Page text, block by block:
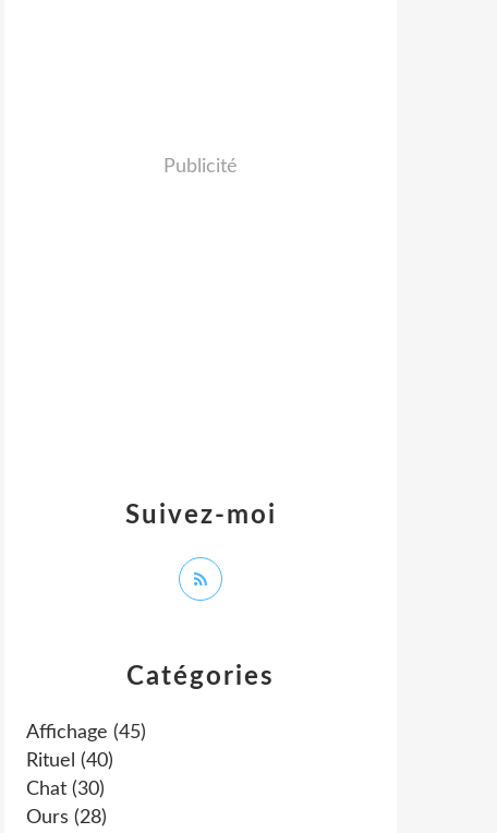
Catégories
Affichage (45)
Rituel (40)
Chat (30)
Ours (28)
Suivez-moi
Publicité